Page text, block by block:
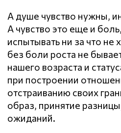
А душе чувство нужны,
А чувство это еще и
испытывать ни за что не
без боли роста не
нашего возраста и
при построении
отстраиванию своих
образ, принятие
ожиданий.